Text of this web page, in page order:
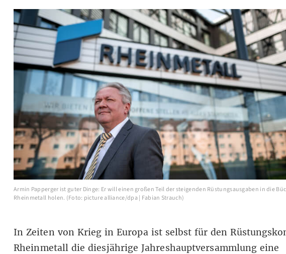
Armin Papperger ist guter Dinge: Er will einen großen Teil der steigenden Rüstungsausgaben in die
Rheinmetall holen. (Foto: picture alliance/dpa | Fabian Strauch)
In Zeiten von Krieg in Europa ist selbst für den
Rheinmetall die diesjährige Jahreshauptversammlung eine